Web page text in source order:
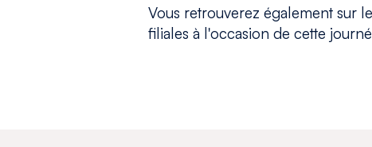
Vous retrouverez également sur
filiales à l'occasion de cette